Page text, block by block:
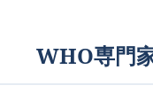
WHO専門